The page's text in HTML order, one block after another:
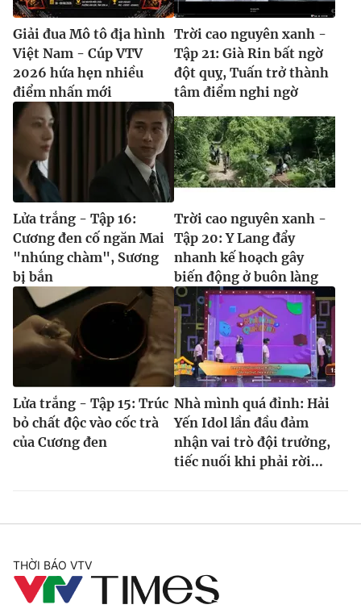
Giải đua Mô tô địa hình
Việt Nam - Cúp VTV
2026 hứa hẹn nhiều
điểm nhấn mới
Trời cao nguyên xanh -
Tập 21: Già Rin bất ngờ
đột quỵ, Tuấn trở thành
tâm điểm nghi ngờ
Lửa trắng - Tập 16:
Cương đen cố ngăn Mai
"nhúng chàm", Sương
bị bắn
Trời cao nguyên xanh -
Tập 20: Y Lang đẩy
nhanh kế hoạch gây
biến động ở buôn làng
Lửa trắng - Tập 15: Trúc
bỏ chất độc vào cốc trà
của Cương đen
Nhà mình quá đỉnh: Hải
Yến Idol lần đầu đảm
nhận vai trò đội trưởng,
tiếc nuối khi phải rời...
THỜI BÁO VTV